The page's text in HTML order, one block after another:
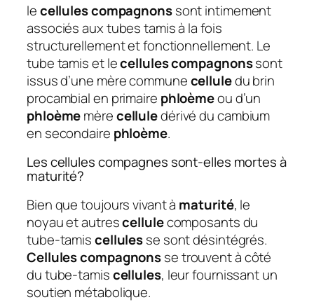
lecellules compagnonssont intimement
associés aux tubes tamis à la fois
structurellement et fonctionnellement. Le
tube tamis et lecellules compagnonssont
issus d’une mère communecelluledu brin
procambial en primaire phloèmeou d’un
phloèmemèrecelluledérivé du cambium
en secondaire phloème.
Les cellules compagnes sont-elles mortes à
maturité?
Bien que toujours vivant à maturité, le
noyau et autrescellulecomposants du
tube-tamiscellulesse sont désintégrés.
Cellules compagnonsse trouvent à côté
du tube-tamiscellules, leur fournissant un
soutien métabolique.